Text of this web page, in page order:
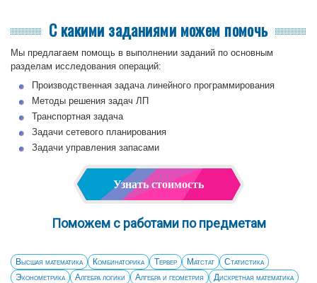
С какими заданиями можем помочь
Мы предлагаем помощь в выполнении заданий по основным
разделам исследования операций:
Производственная задача линейного программирования
Методы решения задач ЛП
Транспортная задача
Задачи сетевого планирования
Задачи управления запасами
Узнать стоимость
Поможем с работами по предметам
Высшая математика Комбинаторика Тервер Матстат
Статистика
Эконометрика
Алгебра логики Алгебра и геометрия
Дискретная математика